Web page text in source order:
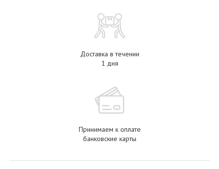
Доставка в течении
1 дня
Принимаем к оплате
банковские карты